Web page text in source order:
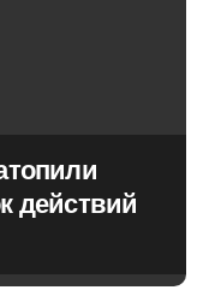
действий